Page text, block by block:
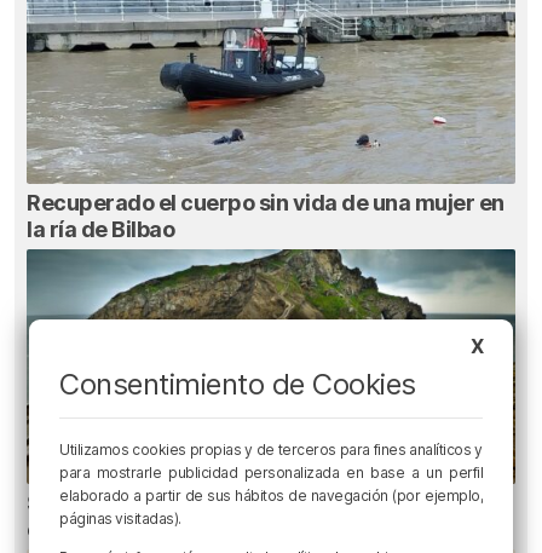
Recuperado el cuerpo sin vida de una mujer en
la ría de Bilbao
San Juan de Gaztelugatxe cerrará el día del
eclipse
X
Consentimiento de Cookies
Utilizamos cookies propias y de terceros para fines analíticos y
para mostrarle publicidad personalizada en base a un perfil
elaborado a partir de sus hábitos de navegación (por ejemplo,
páginas visitadas).